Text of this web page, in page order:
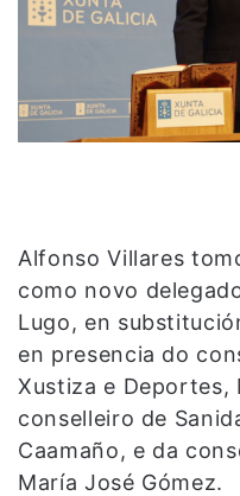
Alfonso Villares
como novo
Lugo, en
en presencia do
Xustiza e Deportes,
conselleiro de
Caamaño, e da
María José Gómez.